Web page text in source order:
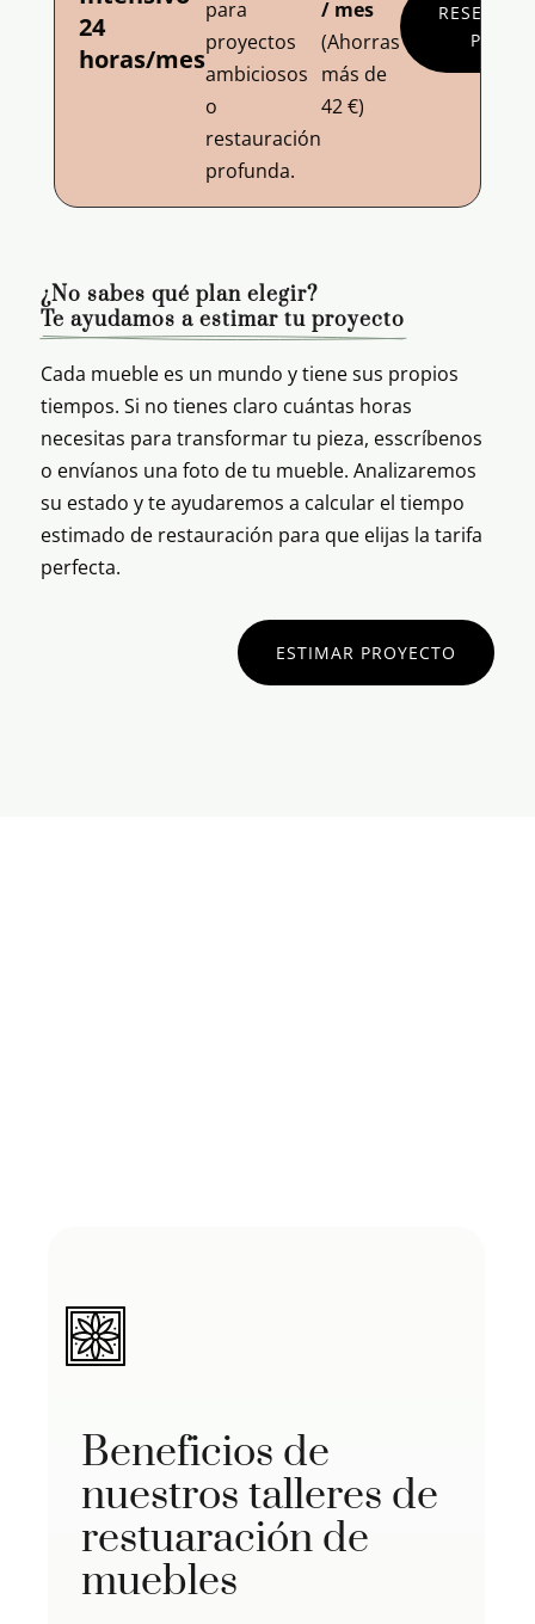
24
horas/mes
para
proyectos
ambiciosos
o
restauración
profunda.
/ mes
(Ahorras
más de
42 €)
RESERVA
PLAN
¿No sabes qué plan elegir?
Te ayudamos a estimar tu proyecto
Cada mueble es un mundo y tiene sus propios
tiempos. Si no tienes claro cuántas horas
necesitas para transformar tu pieza, esscríbenos
o envíanos una foto de tu mueble. Analizaremos
su estado y te ayudaremos a calcular el tiempo
estimado de restauración para que elijas la tarifa
perfecta.
ESTIMAR PROYECTO
Beneficios de
nuestros talleres de
restuaración de
muebles